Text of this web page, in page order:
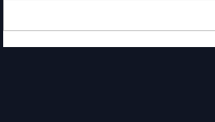
Falecimento: Sr. Neri
Ornieski